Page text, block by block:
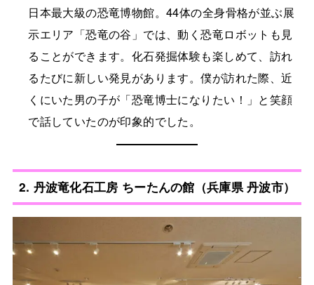
日本最大級の恐竜博物館。44体の全身骨格が並ぶ展
示エリア「恐竜の谷」では、動く恐竜ロボットも見
ることができます。化石発掘体験も楽しめて、訪れ
るたびに新しい発見があります。僕が訪れた際、近
くにいた男の子が「恐竜博士になりたい！」と笑顔
で話していたのが印象的でした。
2. 丹波竜化石工房 ちーたんの館（兵庫県 丹波市）